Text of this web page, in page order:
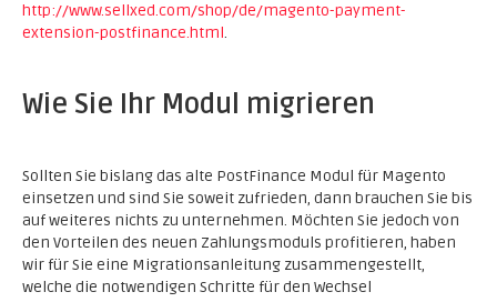
http://www.sellxed.com/shop/de/magento-payment-
extension-postfinance.html.
Wie Sie Ihr Modul migrieren
Sollten Sie bislang das alte PostFinance Modul für Magento
einsetzen und sind Sie soweit zufrieden, dann brauchen Sie bis
auf weiteres nichts zu unternehmen. Möchten Sie jedoch von
den Vorteilen des neuen Zahlungsmoduls profitieren, haben
wir für Sie eine Migrationsanleitung zusammengestellt,
welche die notwendigen Schritte für den Wechsel